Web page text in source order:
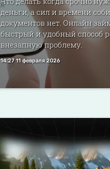
деньги, а сил и времени
документов нет. Онлайн
быстрый и удобный способ
внезапную проблему.
14:27 11 февраля 2026